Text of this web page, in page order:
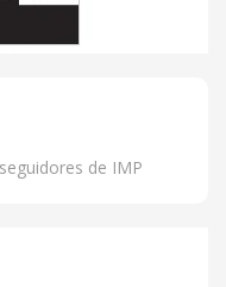
de IMP